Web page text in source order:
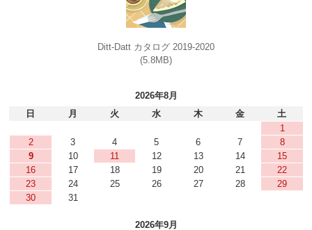
Ditt-Datt カタログ 2019-2020
(5.8MB)
2026年8月
日
月 火 水 木 金
土
1
2
3 4 5 6 7
8
9
10 11 12 13 14
15
16
17 18 19 20 21
22
23
24 25 26 27 28
29
30
31
2026年9月